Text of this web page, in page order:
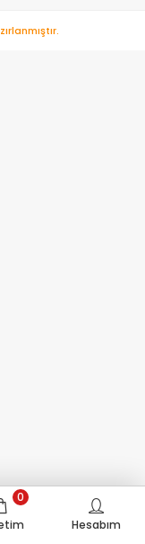
0
Hesabım